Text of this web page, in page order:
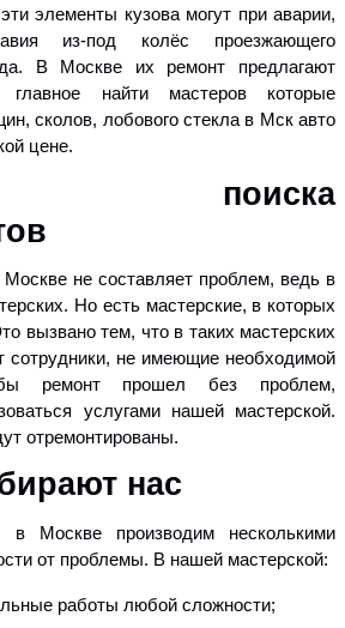
элементы кузова могут при аварии,
из-под колёс проезжающего
В Москве их ремонт предлагают
главное найти мастеров которые
сколов, лобового стекла в Мск авто
цене.
поиска
не составляет проблем, ведь в
Но есть мастерские, в которых
вызвано тем, что в таких мастерских
не имеющие необходимой
ремонт прошел без проблем,
услугами нашей мастерской.
отремонтированы.
нас
в Москве производим несколькими
от проблемы. В нашей мастерской:
работы любой сложности;